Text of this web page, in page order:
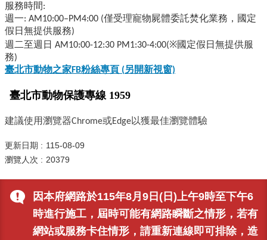
因本府網路於115年8月9日(日)上午9時至下午6
時進行施工，屆時可能有網路瞬斷之情形，若有
網站或服務卡住情形，請重新連線即可排除，造
服務時間:
週一: AM10:00–PM4:00 (僅受理寵物屍體委託焚化業務，國定
假日無提供服務)
週二至週日 AM10:00-12:30 PM1:30-4:00(※國定假日無提供服
務)
臺北市動物之家FB粉絲專頁 (另開新視窗)
臺北市動物保護專線 1959
建議使用瀏覽器Chrome或Edge以獲最佳瀏覽體驗
更新日期
115-08-09
瀏覽人次
20379